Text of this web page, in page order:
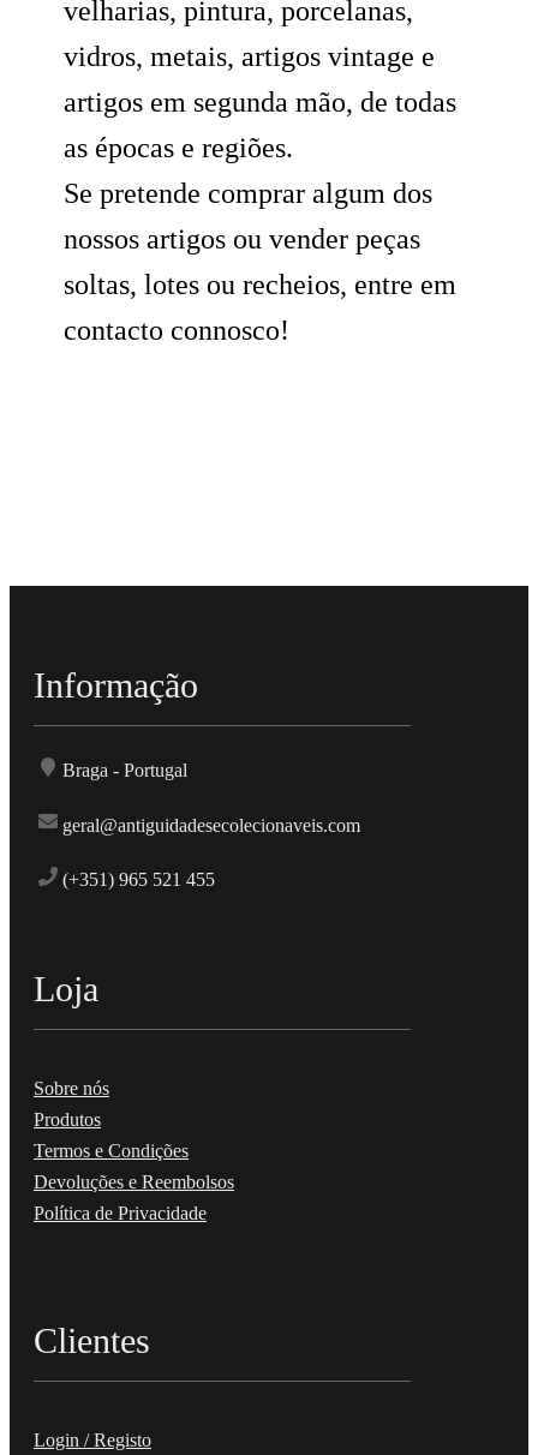
velharias, pintura, porcelanas,
vidros, metais, artigos vintage e
artigos em segunda mão, de todas
as épocas e regiões.
Se pretende comprar algum dos
nossos artigos ou vender peças
soltas, lotes ou recheios, entre em
contacto connosco!
Informação
Braga - Portugal
geral@antiguidadesecolecionaveis.com
(+351) 965 521 455
Loja
Sobre nós
Produtos
Termos e Condições
Devoluções e Reembolsos
Política de Privacidade
Clientes
Login / Registo